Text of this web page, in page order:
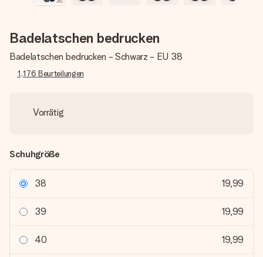
Badelatschen bedrucken
Badelatschen bedrucken - Schwarz - EU 38
1,176 Beurteilungen
Vorrätig
Schuhgröße
38 19,99
39 19,99
40 19,99